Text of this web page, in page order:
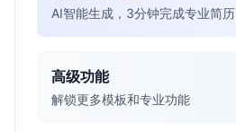
AI智能生成，3分钟完成专业简历
高级功能
解锁更多模板和专业功能